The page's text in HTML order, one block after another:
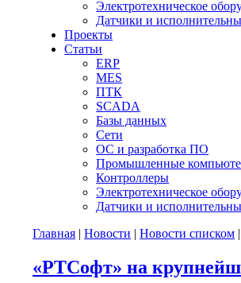
Электротехническое
Датчики и
Проекты
Статьи
ERP
MES
ПТК
SCADA
Базы данных
Сети
ОС и разработка ПО
Промышленные
Контроллеры
Электротехническое
Датчики и
Главная |Новости |Новости списком
«РТСофт» на